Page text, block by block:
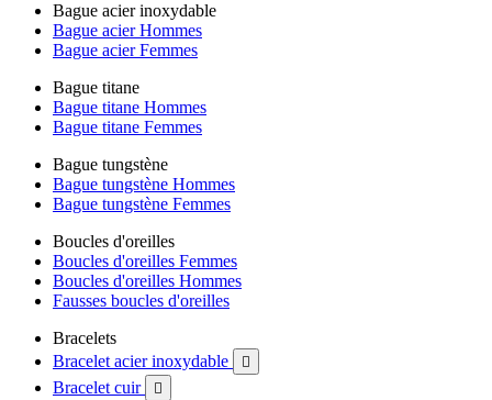
Bague acier inoxydable
Bague acier Hommes
Bague acier Femmes
Bague titane
Bague titane Hommes
Bague titane Femmes
Bague tungstène
Bague tungstène Hommes
Bague tungstène Femmes
Boucles d'oreilles
Boucles d'oreilles Femmes
Boucles d'oreilles Hommes
Fausses boucles d'oreilles
Bracelets
Bracelet acier inoxydable

Bracelet cuir 